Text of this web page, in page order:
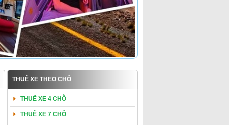
THUÊ XE THEO CHỖ
THUÊ XE 4 CHỖ
THUÊ XE 7 CHỖ